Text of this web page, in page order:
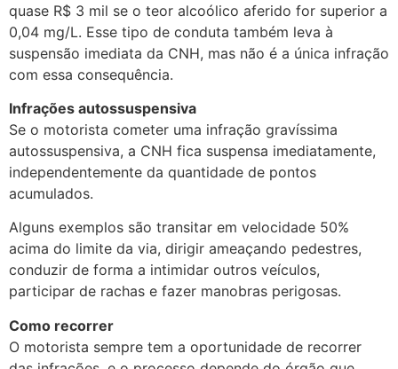
quase R$ 3 mil se o teor alcoólico aferido for superior a
0,04 mg/L. Esse tipo de conduta também leva à
suspensão imediata da CNH, mas não é a única infração
com essa consequência.
Infrações autossuspensiva
Se o motorista cometer uma infração gravíssima
autossuspensiva, a CNH fica suspensa imediatamente,
independentemente da quantidade de pontos
acumulados.
Alguns exemplos são transitar em velocidade 50%
acima do limite da via, dirigir ameaçando pedestres,
conduzir de forma a intimidar outros veículos,
participar de rachas e fazer manobras perigosas.
Como recorrer
O motorista sempre tem a oportunidade de recorrer